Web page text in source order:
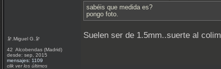
🔭.Miguel G.🔭
42 Alcobendas (Madrid)
desde: sep, 2015
mensajes: 1109
clik ver los últimos
sabéis que medida es?
pongo foto.
Suelen ser de 1.5mm..suerte al